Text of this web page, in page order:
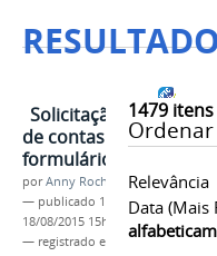
1479itens
Relevância
Data (mais
Solicitação de diárias
de contas agora têm
formulário
porAnny Rochelly
— publicado 18/08/2015 —
18/08/2015 15h28
— registrado em:
Servidor,Mais